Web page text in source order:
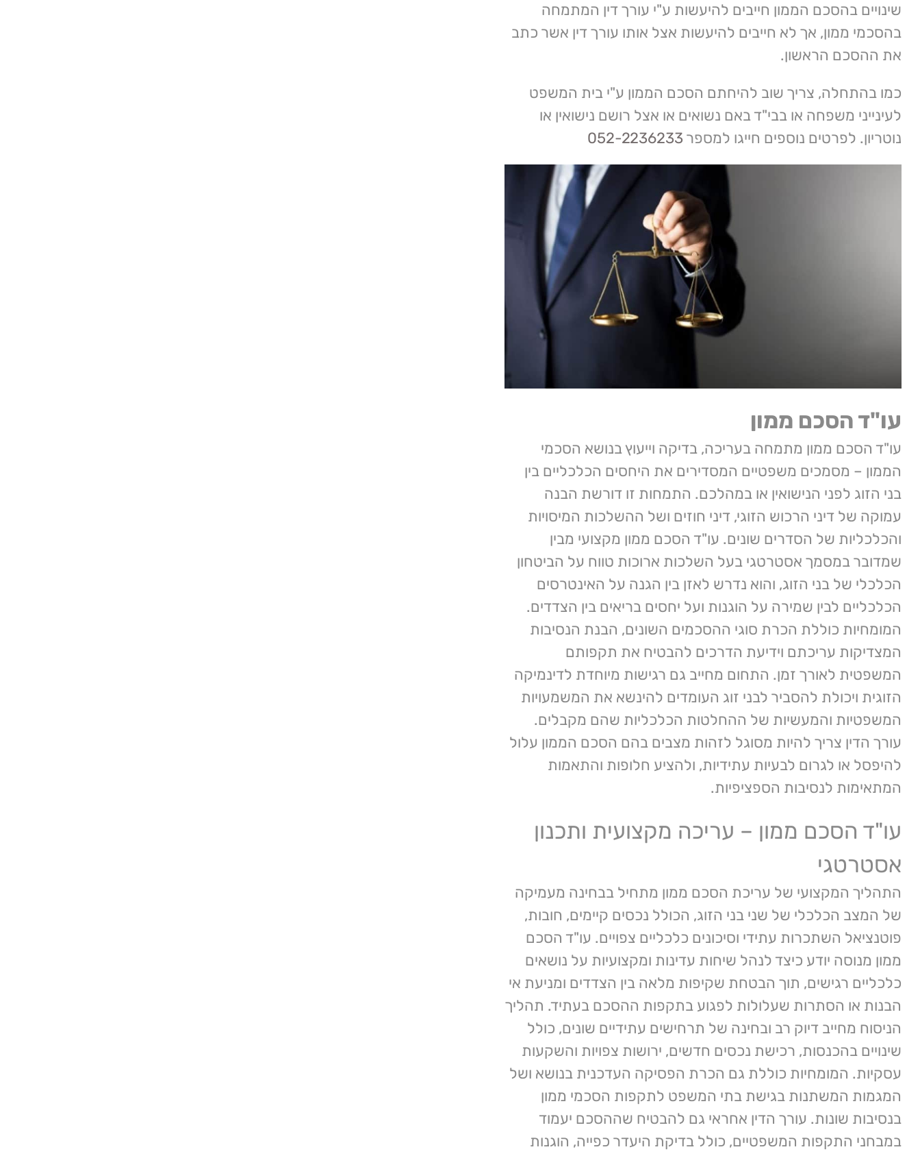
שינויים בהסכם הממון חייבים להיעשות ע"י עורך דין המתמחה
בהסכמי ממון, אך לא חייבים להיעשות אצל אותו עורך דין אשר כתב
את ההסכם הראשון.
כמו בהתחלה, צריך שוב להיחתם הסכם הממון ע"י בית המשפט
לעינייני משפחה או בבי"ד באם נשואים או אצל רושם נישואין או
נוטריון. לפרטים נוספים חייגו למספר 052-2236233
עו"ד הסכם ממון
עו"ד הסכם ממון מתמחה בעריכה, בדיקה וייעוץ בנושא הסכמי
הממון – מסמכים משפטיים המסדירים את היחסים הכלכליים בין
בני הזוג לפני הנישואין או במהלכם. התמחות זו דורשת הבנה
עמוקה של דיני הרכוש הזוגי, דיני חוזים ושל ההשלכות המיסויות
והכלכליות של הסדרים שונים. עו"ד הסכם ממון מקצועי מבין
שמדובר במסמך אסטרטגי בעל השלכות ארוכות טווח על הביטחון
הכלכלי של בני הזוג, והוא נדרש לאזן בין הגנה על האינטרסים
הכלכליים לבין שמירה על הוגנות ועל יחסים בריאים בין הצדדים.
המומחיות כוללת הכרת סוגי ההסכמים השונים, הבנת הנסיבות
המצדיקות עריכתם וידיעת הדרכים להבטיח את תקפותם
המשפטית לאורך זמן. התחום מחייב גם רגישות מיוחדת לדינמיקה
הזוגית ויכולת להסביר לבני זוג העומדים להינשא את המשמעויות
המשפטיות והמעשיות של ההחלטות הכלכליות שהם מקבלים.
עורך הדין צריך להיות מסוגל לזהות מצבים בהם הסכם הממון עלול
להיפסל או לגרום לבעיות עתידיות, ולהציע חלופות והתאמות
המתאימות לנסיבות הספציפיות.
עו"ד הסכם ממון – עריכה מקצועית ותכנון
אסטרטגי
התהליך המקצועי של עריכת הסכם ממון מתחיל בבחינה מעמיקה
של המצב הכלכלי של שני בני הזוג, הכולל נכסים קיימים, חובות,
פוטנציאל השתכרות עתידי וסיכונים כלכליים צפויים. עו"ד הסכם
ממון מנוסה יודע כיצד לנהל שיחות עדינות ומקצועיות על נושאים
כלכליים רגישים, תוך הבטחת שקיפות מלאה בין הצדדים ומניעת אי
הבנות או הסתרות שעלולות לפגוע בתקפות ההסכם בעתיד. תהליך
הניסוח מחייב דיוק רב ובחינה של תרחישים עתידיים שונים, כולל
שינויים בהכנסות, רכישת נכסים חדשים, ירושות צפויות והשקעות
עסקיות. המומחיות כוללת גם הכרת הפסיקה העדכנית בנושא ושל
המגמות המשתנות בגישת בתי המשפט לתקפות הסכמי ממון
בנסיבות שונות. עורך הדין אחראי גם להבטיח שההסכם יעמוד
במבחני התקפות המשפטיים, כולל בדיקת היעדר כפייה, הוגנות